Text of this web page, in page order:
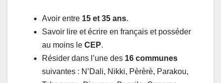
Avoir entre 15 et 35 ans.
Savoir lire et écrire en français et posséder
au moins le CEP.
Résider dans l’une des 16 communes
suivantes : N’Dali, Nikki, Pèrèrè, Parakou,